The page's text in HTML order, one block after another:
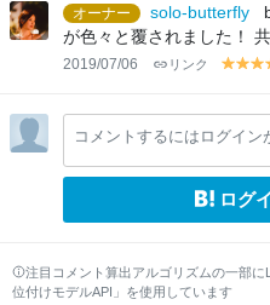
オーナー
solo-butterfly
が色々と覆されました！
2019/07/06 リンク
y
lo
w
y
lo
w
lo
w
コメントするにはログイン
ログ
注目コメント算出アルゴリズムの一部
位付けモデルAPI」を使用しています